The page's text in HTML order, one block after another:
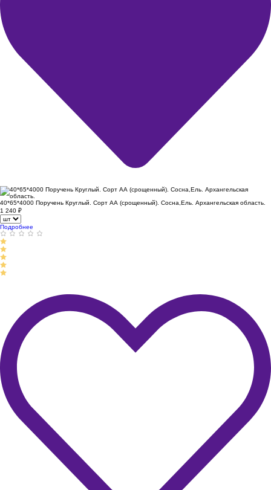
40*65*4000 Поручень Круглый. Сорт АА (срощенный). Сосна,Ель. Архангельская область.
1 240 ₽
Подробнее